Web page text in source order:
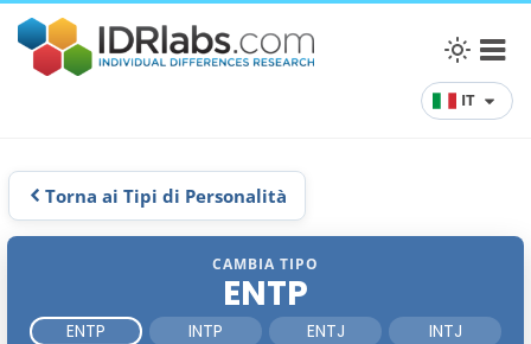
IT
Torna ai Tipi di Personalità
CAMBIA TIPO
ENTP
ENTP INTP ENTJ
INTJ